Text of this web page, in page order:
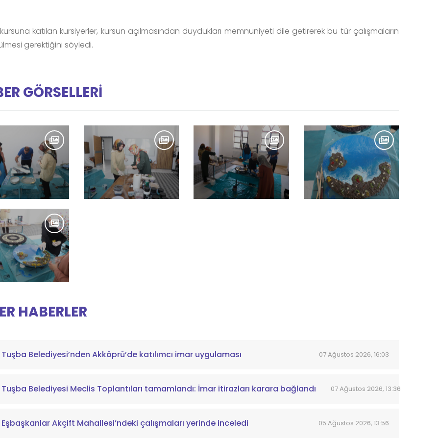
katılan kursiyerler, kursun açılmasından duydukları memnuniyeti dile getirerek bu tür çalışmaların
gerektiğini söyledi.
GÖRSELLERİ
HABERLER
Tuşba Belediyesi’nden Akköprü’de katılımcı imar uygulaması 07 Ağustos 2026, 16:03
Tuşba Belediyesi Meclis Toplantıları tamamlandı: İmar itirazları karara bağlandı 07 Ağustos 2026, 13:36
Eşbaşkanlar Akçift Mahallesi’ndeki çalışmaları yerinde inceledi 05 Ağustos 2026, 13:56